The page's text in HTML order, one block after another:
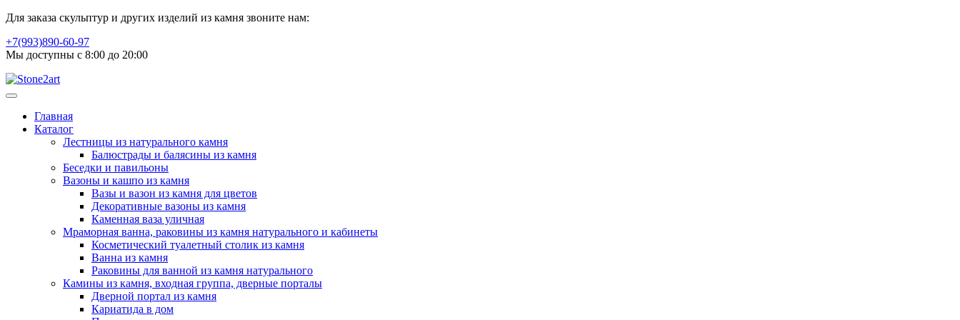
Для заказа скульптур и других изделий из камня звоните нам:
+7(993)890-60-97
Мы доступны с 8:00 до 20:00
Главная
Каталог
Лестницы из натурального камня
Балюстрады и балясины из камня
Беседки и павильоны
Вазоны и кашпо из камня
Вазы и вазон из камня для цветов
Декоративные вазоны из камня
Каменная ваза уличная
Мраморная ванна, раковины из камня натурального и кабинеты
Косметический туалетный столик из камня
Ванна из камня
Раковины для ванной из камня натурального
Камины из камня, входная группа, дверные порталы
Дверной портал из камня
Кариатида в дом